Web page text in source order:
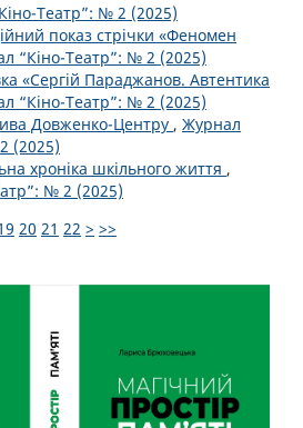
Театр”: № 2 (2025)
показ стрічки «Феномен
“Кіно-Театр”: № 2 (2025)
«Сергій Параджанов. Автентика
“Кіно-Театр”: № 2 (2025)
Довженко-Центру , Журнал
(2025)
хроніка шкільного життя ,
№ 2 (2025)
20 21 22 > >>